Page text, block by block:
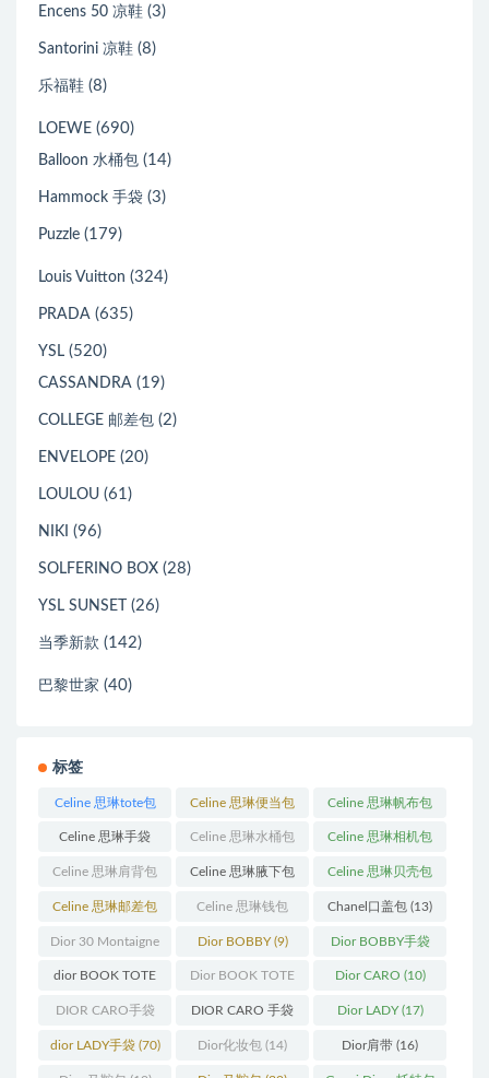
Encens 50 凉鞋 (3)
Santorini 凉鞋 (8)
乐福鞋 (8)
LOEWE (690)
Balloon 水桶包 (14)
Hammock 手袋 (3)
Puzzle (179)
Louis Vuitton (324)
PRADA (635)
YSL (520)
CASSANDRA (19)
COLLEGE 邮差包 (2)
ENVELOPE (20)
LOULOU (61)
NIKI (96)
SOLFERINO BOX (28)
YSL SUNSET (26)
当季新款 (142)
巴黎世家 (40)
标签
Celine 思琳tote包
(23)
Celine 思琳便当包
(14)
Celine 思琳帆布包
(18)
Celine 思琳手袋
(250)
Celine 思琳水桶包
(55)
Celine 思琳相机包
(11)
Celine 思琳肩背包
(12)
Celine 思琳腋下包
(10)
Celine 思琳贝壳包
(12)
Celine 思琳邮差包
(13)
Celine 思琳钱包
(10)
Chanel口盖包 (13)
Dior 30 Montaigne
蒙田(31)
Dior BOBBY(9) Dior BOBBY手袋
(26)
dior BOOK TOTE
(12)
Dior BOOK TOTE
手袋(163)
Dior CARO (10)
DIOR CARO手袋
(11)
DIOR CARO 手袋
(31)
Dior LADY(17)
dior LADY手袋(70) Dior化妆包 (14) Dior肩带 (16)